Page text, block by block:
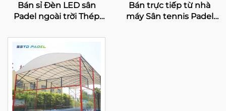
Bán sỉ Đèn LED sân
Padel ngoài trời Thép
cảnh sân Paddle 001-1
Bán trực tiếp từ nhà
máy Sân tennis Padel